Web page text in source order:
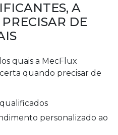
A
DE
quais a MecFlux
quando precisar de